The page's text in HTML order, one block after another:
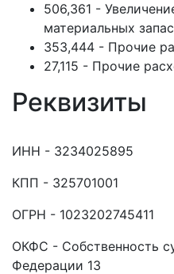
506,361 -
материальных
353,444 - Прочие
27,115 - Прочие
Реквизиты
ИНН - 3234025895
КПП - 325701001
ОГРН - 1023202745411
ОКФС - Собственность
Федерации 13